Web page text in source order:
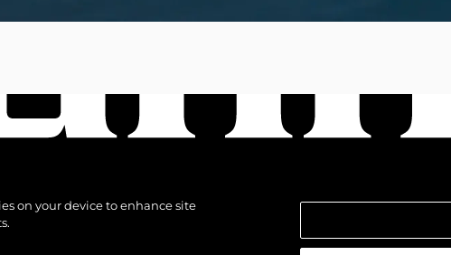
on your device to enhance site